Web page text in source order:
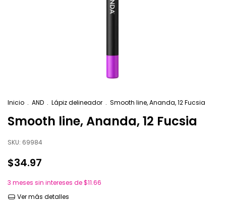
Inicio . AND . Lápiz delineador . Smooth line, Ananda, 12 Fucsia
Smooth line, Ananda, 12 Fucsia
SKU: 69984
$34.97
3 meses sin intereses de$11.66
Ver más detalles